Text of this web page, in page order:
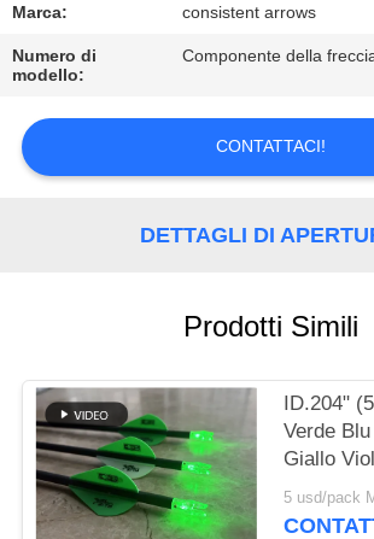
CONTATTICI
UNA
CITAZIONE
POLITICA
SULLA
PRIVACY
Marca: consistent arrows
Numero di
modello:
Componente della
CONTATTACI!
DETTAGLI DI
Prodotti Simili
ID.204"
Verde
Giallo
Nocks a
Illuminati